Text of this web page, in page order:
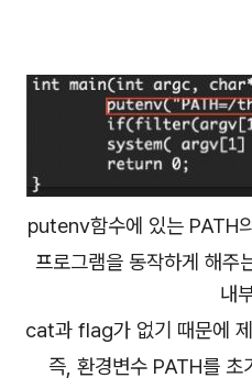
putenv함수에 있는 PATH
프로그램을 동작하게 해
내
cat과 flag가 없기 때문에
즉, 환경변수 PATH를 초